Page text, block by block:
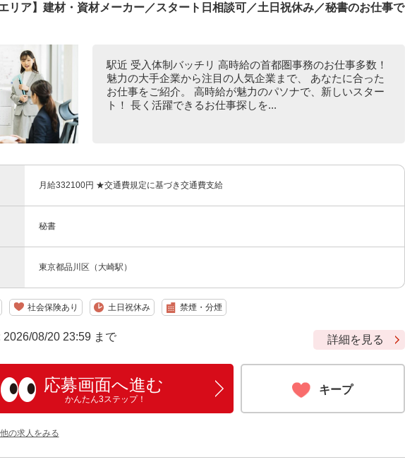
リア】建材・資材メーカー／スタート日相談可／土日祝休み／秘書のお仕事で
駅近 受入体制バッチリ 高時給の首都圏事務のお仕事多数！
魅力の大手企業から注目の人気企業まで、 あなたに合った
お仕事をご紹介。 高時給が魅力のパソナで、新しいスター
ト！ 長く活躍できるお仕事探しを...
月給332100円 ★交通費規定に基づき交通費支給
秘書
東京都品川区（大崎駅）
社会保険あり 土日祝休み 禁煙・分煙
2026/08/20 23:59 まで 詳細を見る
応募画面へ進む
かんたん3ステップ！
キープ
の求人をみる